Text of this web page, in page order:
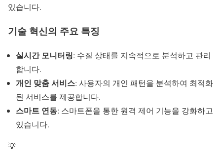
있습니다.
기술 혁신의 주요 특징
실시간 모니터링: 수질 상태를 지속적으로 분석하고 관리
합니다.
개인 맞춤 서비스: 사용자의 개인 패턴을 분석하여 최적화
된 서비스를 제공합니다.
스마트 연동: 스마트폰을 통한 원격 제어 기능을 강화하고
있습니다.
💡